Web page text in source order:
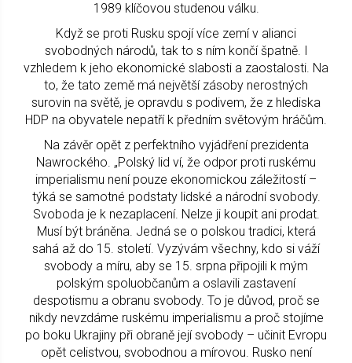
1989 klíčovou studenou válku.
Když se proti Rusku spojí více zemí v alianci
svobodných národů, tak to s ním končí špatně. I
vzhledem k jeho ekonomické slabosti a zaostalosti. Na
to, že tato země má největší zásoby nerostných
surovin na světě, je opravdu s podivem, že z hlediska
HDP na obyvatele nepatří k předním světovým hráčům.
Na závěr opět z perfektního vyjádření prezidenta
Nawrockého. „Polský lid ví, že odpor proti ruskému
imperialismu není pouze ekonomickou záležitostí –
týká se samotné podstaty lidské a národní svobody.
Svoboda je k nezaplacení. Nelze ji koupit ani prodat.
Musí být bráněna. Jedná se o polskou tradici, která
sahá až do 15. století. Vyzývám všechny, kdo si váží
svobody a míru, aby se 15. srpna připojili k mým
polským spoluobčanům a oslavili zastavení
despotismu a obranu svobody. To je důvod, proč se
nikdy nevzdáme ruskému imperialismu a proč stojíme
po boku Ukrajiny při obraně její svobody – učinit Evropu
opět celistvou, svobodnou a mírovou. Rusko není